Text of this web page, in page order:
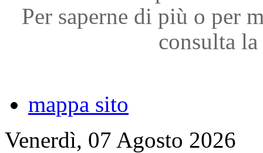
Per saperne di più o per
consulta
mappa sito
Venerdì, 07 Agosto 2026